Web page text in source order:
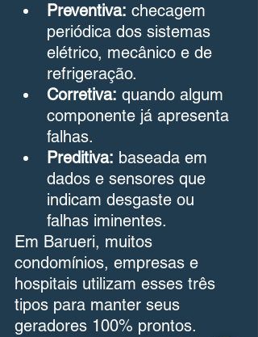
Preventiva: checagem
periódica dos sistemas
elétrico, mecânico e de
refrigeração.
Corretiva: quando algum
componente já apresenta
falhas.
Preditiva: baseada em
dados e sensores que
indicam desgaste ou
falhas iminentes.
Em Barueri, muitos
condomínios, empresas e
hospitais utilizam esses três
tipos para manter seus
geradores 100% prontos.